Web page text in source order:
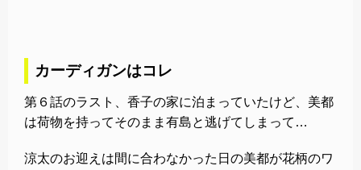
カーディガンはコレ
第６話のラスト、香子の家に泊まっていたけど、美都
は荷物を持ってそのまま有島と逃げてしまって…
涼太のお迎えは間に合わなかった日の美都が花柄のワ